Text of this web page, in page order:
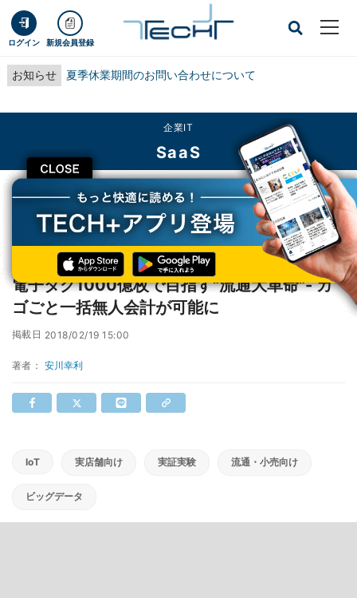
ログイン 新規会員登録
お知らせ 夏季休業期間のお問い合わせについて
CLOSE
企業IT
SaaS
TECH+ 企業IT
SaaS
電子タグ1000億枚で目指す"流通大革命"- カゴごと一括無人会計が可能に
電子タグ1000億枚で目指す"流通大革命"- カ
ゴごと一括無人会計が可能に
掲載日 2018/02/19 15:00
著者： 安川幸利
IoT 実店舗向け 実証実験 流通・小売向け
ビッグデータ